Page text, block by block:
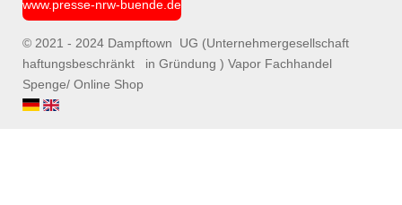
www.presse-nrw-buende.de
© 2021 - 2024 Dampftown UG (Unternehmergesellschaft
haftungsbeschränkt in Gründung ) Vapor Fachhandel
Spenge/ Online Shop